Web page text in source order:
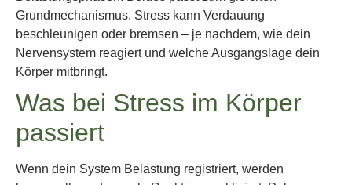
Grundmechanismus. Stress kann Verdauung
beschleunigen oder bremsen – je nachdem, wie dein
Nervensystem reagiert und welche Ausgangslage dein
Körper mitbringt.
Was bei Stress im Körper
passiert
Wenn dein System Belastung registriert, werden